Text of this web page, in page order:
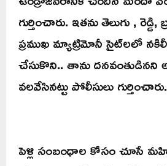
గుర్తించారు. ఇతను తెలుగు ,
ప్రముఖ మ్యాట్రిమోనీ సైట్‌లలో
చేసుకొని.. తాను
వలవేసినట్టు పోలీసులు గుర్తించారు.
పెళ్లి సంబంధాల కోసం చూసే